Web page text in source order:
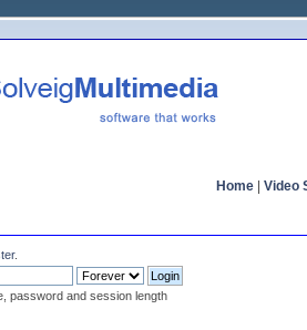
Home Video
.
password and session length